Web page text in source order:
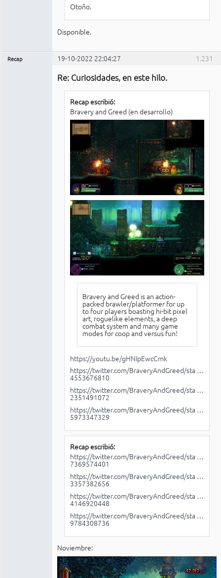
Otoño.
Disponible.
1.231
Recap 19-10-2022 22:04:27
Re: Curiosidades, en este hilo.
Recap escribió:
Bravery and Greed (en desarrollo)
Bravery and Greed is an action-
packed brawler/platformer for up
to four players boasting hi-bit pixel
art, roguelike elements, a deep
combat system and many game
modes for coop and versus fun!
https://youtu.be/gHNIpEwcCmk
https://twitter.com/BraveryAndGreed/sta …
4553676810
https://twitter.com/BraveryAndGreed/sta …
2351491072
https://twitter.com/BraveryAndGreed/sta …
5973347329
Recap escribió:
https://twitter.com/BraveryAndGreed/sta …
7369574401
https://twitter.com/BraveryAndGreed/sta …
3357382656
https://twitter.com/BraveryAndGreed/sta …
4146920448
https://twitter.com/BraveryAndGreed/sta …
9784308736
Noviembre: